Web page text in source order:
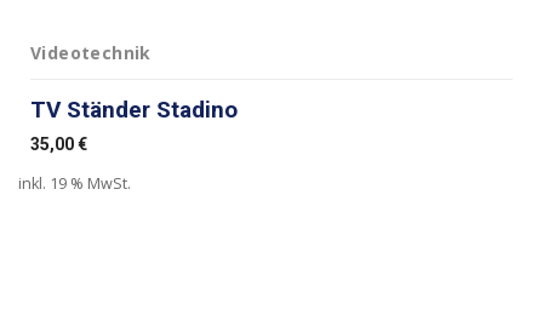
Videotechnik
TV Ständer Stadino
35,00€
inkl. 19 % MwSt.